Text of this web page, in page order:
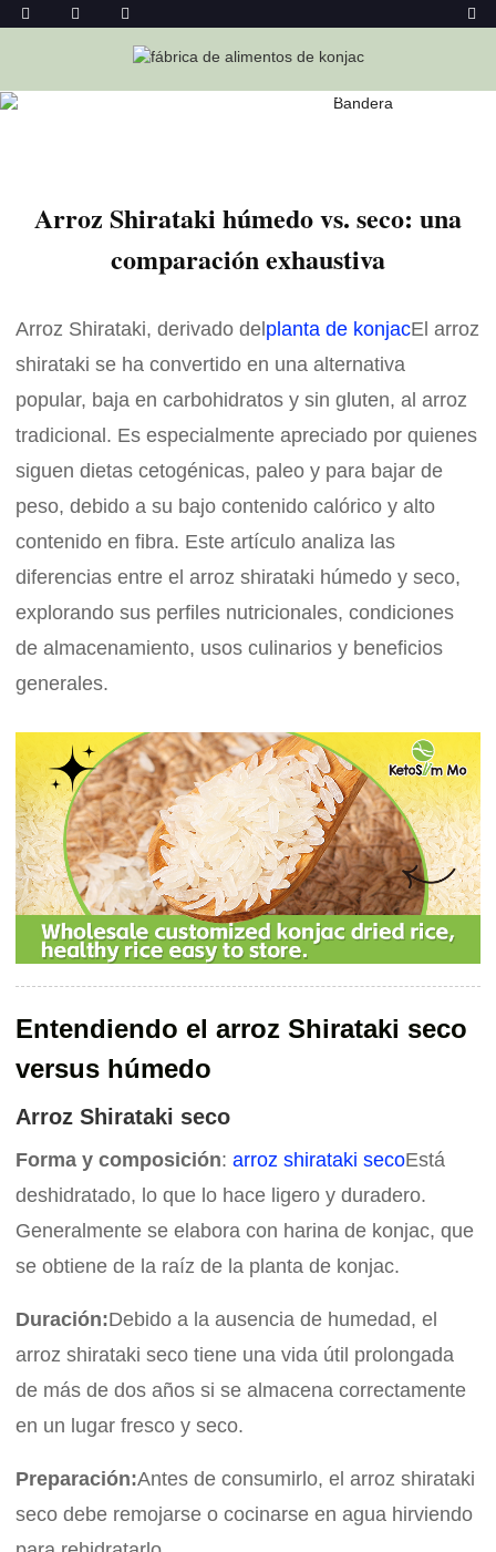
Hogar Noticias
Arroz Shirataki Húmedo Vs. Seco: Una
Comparación Exhaustiva
Arroz Shirataki húmedo vs. seco: una
comparación exhaustiva
Arroz Shirataki, derivado delplanta de konjacEl arroz
shirataki se ha convertido en una alternativa
popular, baja en carbohidratos y sin gluten, al arroz
tradicional. Es especialmente apreciado por quienes
siguen dietas cetogénicas, paleo y para bajar de
peso, debido a su bajo contenido calórico y alto
contenido en fibra. Este artículo analiza las
diferencias entre el arroz shirataki húmedo y seco,
explorando sus perfiles nutricionales, condiciones
de almacenamiento, usos culinarios y beneficios
generales.
Entendiendo el arroz Shirataki seco
versus húmedo
Arroz Shirataki seco
Forma y composición:arroz shirataki secoEstá
deshidratado, lo que lo hace ligero y duradero.
Generalmente se elabora con harina de konjac, que
se obtiene de la raíz de la planta de konjac.
Duración:Debido a la ausencia de humedad, el
arroz shirataki seco tiene una vida útil prolongada
de más de dos años si se almacena correctamente
en un lugar fresco y seco.
Preparación:Antes de consumirlo, el arroz shirataki
seco debe remojarse o cocinarse en agua hirviendo